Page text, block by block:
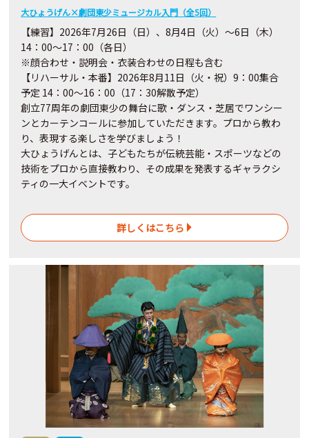
大ひょうげん×劇団東少ミュージカル入門（全5回）
【練習】2026年7月26日（日）、8月4日（火）～6日（木）
14：00～17：00（各日）
※顔合わせ・説明会・衣装合わせの日程も含む
【リハーサル・本番】2026年8月11日（火・祝）9：00集合
予定 14：00～16：00（17：30解散予定）
創立77周年の劇団東少の舞台に歌・ダンス・芝居でワンシー
ンとカーテンコールに参加していただきます。プロから教わ
り、表現する楽しさを学びましょう！
大ひょうげんとは、子どもたちが伝統芸能・スポーツなどの
技術をプロから直接教わり、その成果を発表するギャラクシ
ティの一大イベントです。
詳しくはこちら